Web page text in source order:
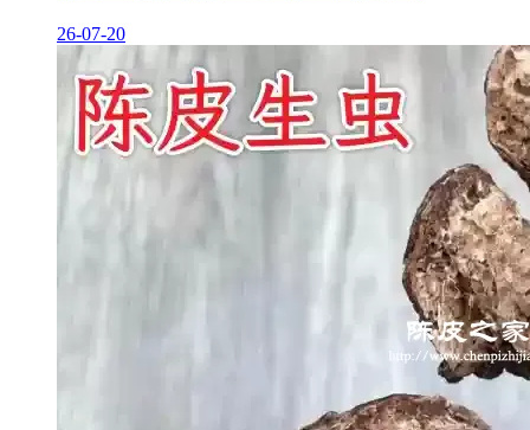
26-07-20